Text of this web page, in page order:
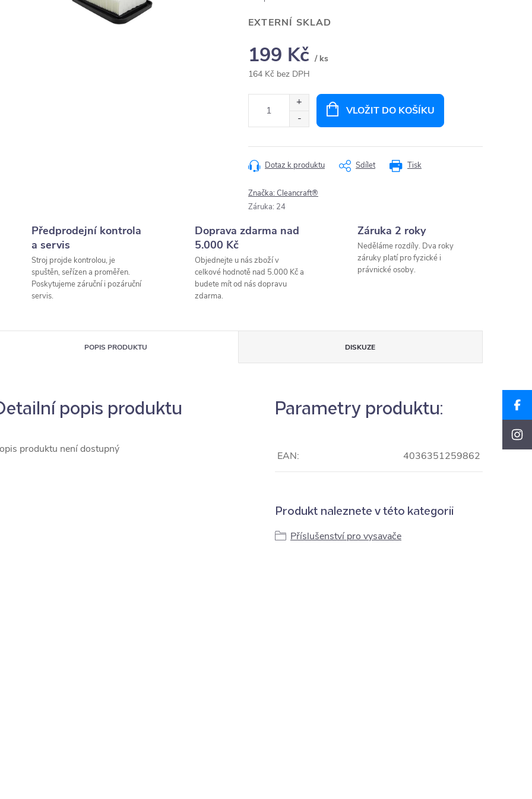
EXTERNÍ SKLAD
199 Kč / ks
164 Kč bez DPH
VLOŽIT DO KOŠÍKU
Tisk
Dotaz k produktu Sdílet
Značka:Cleancraft®
Záruka: 24
Předprodejní kontrola
a servis
Stroj projde kontrolou, je
spuštěn, seřízen a proměřen.
Poskytujeme záruční i pozáruční
servis.
Doprava zdarma nad
5.000 Kč
Objednejte u nás zboží v
celkové hodnotě nad 5.000 Kč a
budete mít od nás dopravu
zdarma.
Záruka 2 roky
Neděláme rozdíly. Dva roky
záruky platí pro fyzické i
právnické osoby.
POPIS PRODUKTU DISKUZE
popis produktu
produktu není dostupný
Parametry produktu:
EAN: 4036351259862
Produkt naleznete v této kategorii
Příslušenství pro vysavače